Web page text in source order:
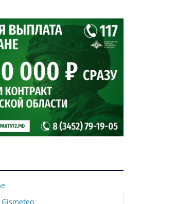
Gismeteo